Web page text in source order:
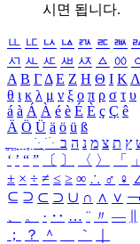
시면 됩니다.
ㅥ ㅦ ㅧ ㅨ ㅩ ㅪ ㅫ
ㅺ ㅻ ㅼ ㅽ ㅾ ㅿ ㆀ
Α Β ΓΔ Ε Ζ Η Θ Ι ΚΛ
θ ι κ λ μ ν ξ ο π ρ σ τ υ
á à Á À é è É È ç Ç ê
Ä Ö Ü ä ö ü ß
ִֶֹ ֻּ ׁׂ ץ ת צ מ נ ה ב
‘ ’ “ ” 〔 〕 〈 〉 「 」
± × ÷ ≠ ≤ ≥ ∞ ∴ ♂ ♀
⊆ ⊇ ⊂ ⊃ ∪ ∩ ∧ ∨ ￢
、
。 · ‥ … ¨ 〃 ―
；
？ ＾ ｀